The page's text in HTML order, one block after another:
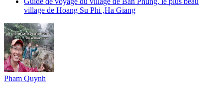
village de Hoang Su Phi ,Ha Giang
Pham Quynh